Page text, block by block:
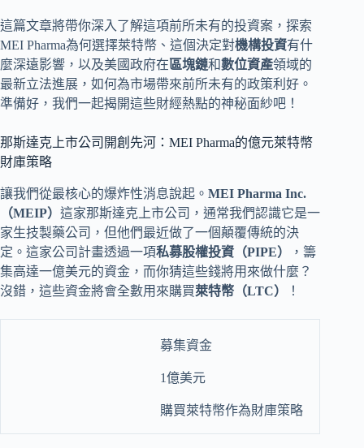
這篇文章將帶你深入了解這項前所未有的投資案，探索
MEI Pharma為何選擇萊特幣、這個決定對機構投資有什
麼深遠影響，以及美國政府在區塊鏈和數位資產領域的
最新立法進展，如何為市場帶來前所未有的政策利好。
準備好，我們一起揭開這些財經熱點的神秘面紗吧！
那斯達克上市公司開創先河：MEI Pharma的億元萊特幣
財庫策略
讓我們從最核心的爆炸性消息說起。 MEI Pharma Inc.
（MEIP） 這家那斯達克上市公司，通常我們認識它是一
家生技製藥公司，但他們最近做了一個顛覆傳統的決
定。這家公司計畫透過一項私募股權投資（PIPE）
，籌
集高達一億美元的資金，而你猜這些錢將用來做什麼？
沒錯，這些資金將會全數用來購買萊特幣（LTC） ！
募集資金
1億美元
購買萊特幣作為財庫策略